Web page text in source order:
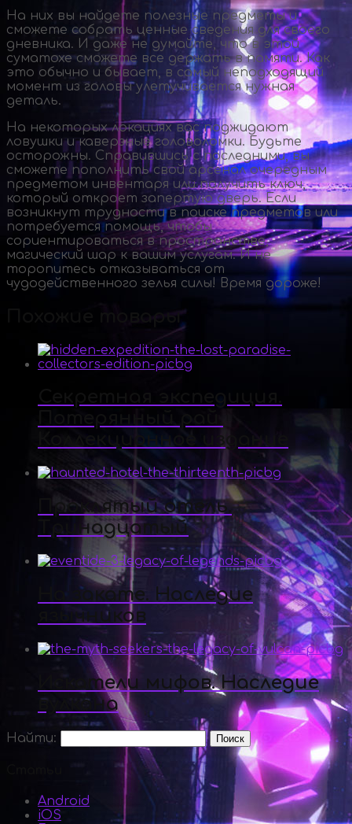
На них вы найдете полезные предметы и
сможете собрать ценные сведения для своего
дневника. И даже не думайте, что в этой
суматохе сможете все держать в памяти. Как
это обычно и бывает, в самый неподходящий
момент из головы улетучивается нужная
деталь.
На некоторых локациях вас поджидают
ловушки и каверзные головоломки. Будьте
осторожны. Справившись с последними, вы
сможете пополнить свой арсенал очередным
предметом инвентаря или получить ключ,
который откроет запертую дверь. Если
возникнут трудности в поиске предметов или
потребуется помощь, чтобы
сориентироваться в пространстве,
магический шар к вашим услугам. И не
торопитесь отказываться от
чудодейственного зелья силы! Время дороже!
Похожие товары
Коллекционное издание
Проклятый отель.
Тринадцатый
На закате. Наследие
язычников
Искатели мифов. Наследие
вулкана
Найти:
Android
iOS